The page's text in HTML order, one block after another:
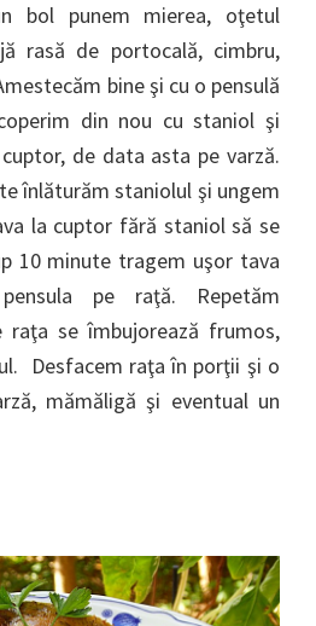
bol punem mierea, oţetul
rasă de portocală, cimbru,
bine şi cu o pensulă
din nou cu staniol şi
de data asta pe varză.
înlăturăm staniolul şi ungem
la cuptor fără staniol să se
10 minute tragem uşor tava
pe raţă. Repetăm
raţa se îmbujorează frumos,
Desfacem raţa în porţii şi o
mămăligă şi eventual un